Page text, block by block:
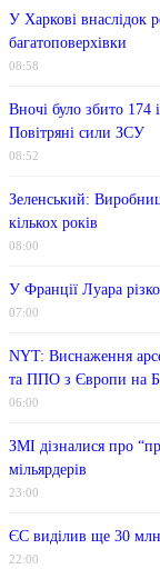
У Харкові внаслідок
багатоповерхівки
08:58
Вночі було збито 174
Повітряні сили ЗСУ
08:52
Зеленський:
кількох років
08:00
У Франції Луара
07:00
NYT: Виснаження
та ППО з Європи на
06:00
ЗМІ дізналися про
мільярдерів
23:00
ЄС виділив ще 30
22:00